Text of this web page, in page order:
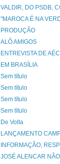
VALDIR, DO PSDB,
"MAROCA É NA
PRODUÇÃO
ALÔ AMIGOS
ENTREVISTA DE
EM BRASÍLIA
Sem título
Sem título
Sem título
Sem título
De Volta
LANÇAMENTO
INFORMAÇÃO,
JOSÉ ALENCAR